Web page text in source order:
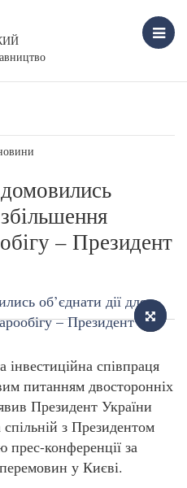
– Президент
інвестиційна співпраця
питанням двосторонніх
Президент України
з Президентом
конференції за
у Києві.